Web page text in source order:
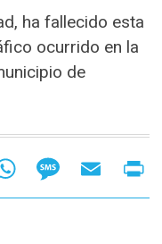
ha fallecido esta
ocurrido en la
de
WhatsAppMessageEmail